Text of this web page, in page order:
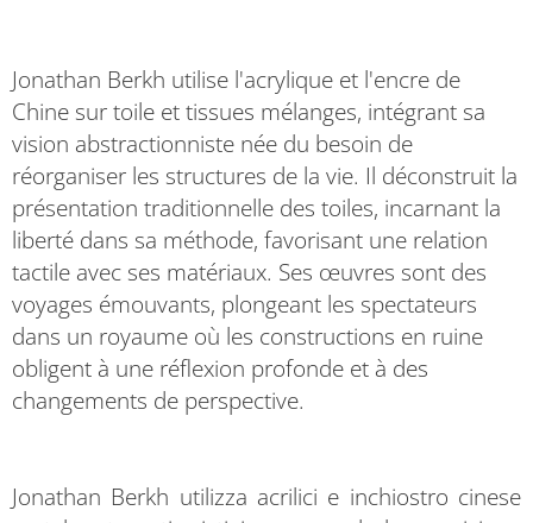
Jonathan Berkh utilise l'acrylique et l'encre de
Chine sur toile et tissues mélanges, intégrant sa
vision abstractionniste née du besoin de
réorganiser les structures de la vie. Il déconstruit la
présentation traditionnelle des toiles, incarnant la
liberté dans sa méthode, favorisant une relation
tactile avec ses matériaux. Ses œuvres sont des
voyages émouvants, plongeant les spectateurs
dans un royaume où les constructions en ruine
obligent à une réflexion profonde et à des
changements de perspective.
Jonathan Berkh utilizza acrilici e inchiostro cinese